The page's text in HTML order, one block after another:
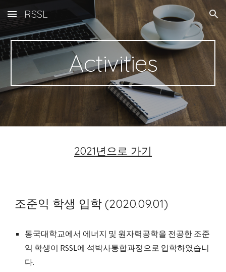
Skip to main content Skip to navigation
RSSL
Activities
2021년으로 가기
조준익 학생 입학 (2020.09.01)
동국대학교에서 에너지 및 원자력공학을 전공한 조준
익 학생이 RSSL에 석박사통합과정으로 입학하였습니
다.